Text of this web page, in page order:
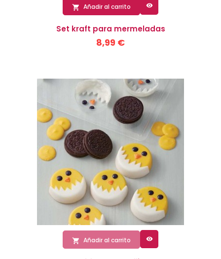
 Añadir al carrito 
Set kraft para mermeladas
8,99 €
 Añadir al carrito 